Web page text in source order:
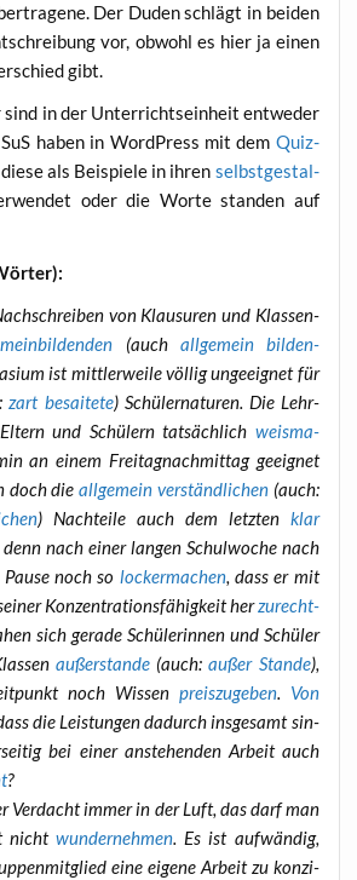
Der Duden schlägt in bei­den
vor, obwohl es hier ja einen
gibt.
in der Unter­richts­ein­heit ent­we­der
haben in Word­Press mit dem Quiz-
die­se als Bei­spie­le in ihren selbst­ge­stal­
oder die Wor­te stan­den auf
von Klau­su­ren und Klas­sen­
(auch all­ge­mein bil­den­
ist mitt­ler­wei­le völ­lig unge­eig­net für
zart besai­te­te) Schü­ler­na­tu­ren. Die Lehr­
und Schü­lern tat­säch­lich weis­ma­
an einem Frei­tag­nach­mit­tag geeig­net
doch dieall­ge­mein ver­ständ­li­chen(auch:
) Nach­tei­le auch dem letz­ten klar
nach einer lan­gen Schul­wo­che nach
noch so locker­ma­chen, dass er mit
Kon­zen­tra­ti­ons­fä­hig­keit herzurecht­
sich gera­de Schü­le­rin­nen und Schü­ler
außer­stan­de (auch:außer Stan­de),
noch Wis­sen preis­zu­ge­ben. Von
die Leis­tun­gen dadurch ins­ge­samt sin­
bei einer anste­hen­den Arbeit auch
?
Ver­dacht immer in der Luft, das darf man
nicht wun­der­neh­men. Es ist auf­wän­dig,
eine eige­ne Arbeit zu kon­zi­